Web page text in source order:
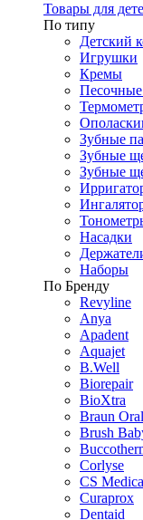
Товары для
По типу
Детский
Игрушки
Кремы
Зубные
Зубные
Зубные
Насадки
Наборы
По Бренду
Revyline
Anya
Apadent
Aquajet
B.Well
Biorepair
BioXtra
Braun
Brush
Corlyse
CS Medica
Curaprox
Dentaid